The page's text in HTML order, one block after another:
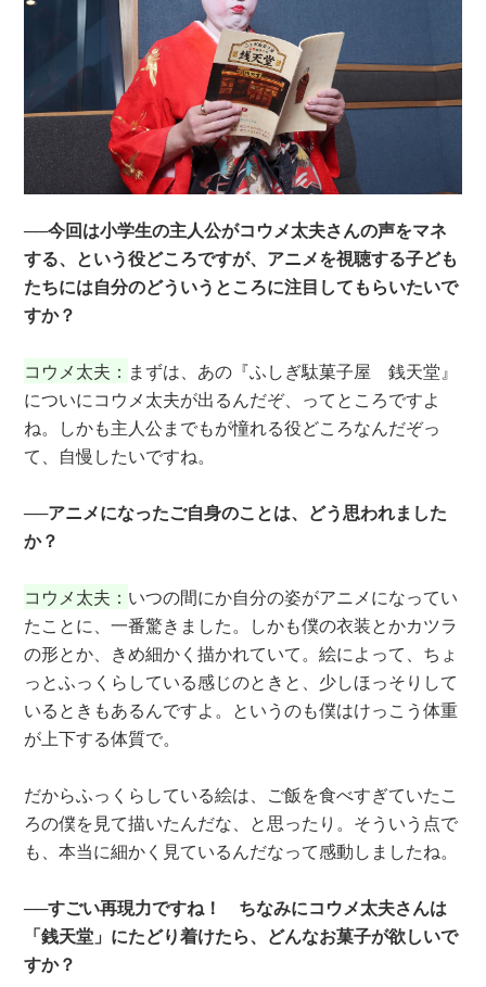
──今回は小学生の主人公がコウメ太夫さんの声をマネ
する、という役どころですが、アニメを視聴する子ども
たちには自分のどういうところに注目してもらいたいで
すか？
コウメ太夫： まずは、あの『ふしぎ駄菓子屋 銭天堂』
についにコウメ太夫が出るんだぞ、ってところですよ
ね。しかも主人公までもが憧れる役どころなんだぞっ
て、自慢したいですね。
──アニメになったご自身のことは、どう思われました
か？
コウメ太夫： いつの間にか自分の姿がアニメになってい
たことに、一番驚きました。しかも僕の衣装とかカツラ
の形とか、きめ細かく描かれていて。絵によって、ちょ
っとふっくらしている感じのときと、少しほっそりして
いるときもあるんですよ。というのも僕はけっこう体重
が上下する体質で。
だからふっくらしている絵は、ご飯を食べすぎていたこ
ろの僕を見て描いたんだな、と思ったり。そういう点で
も、本当に細かく見ているんだなって感動しましたね。
──すごい再現力ですね！ ちなみにコウメ太夫さんは
「銭天堂」にたどり着けたら、どんなお菓子が欲しいで
すか？